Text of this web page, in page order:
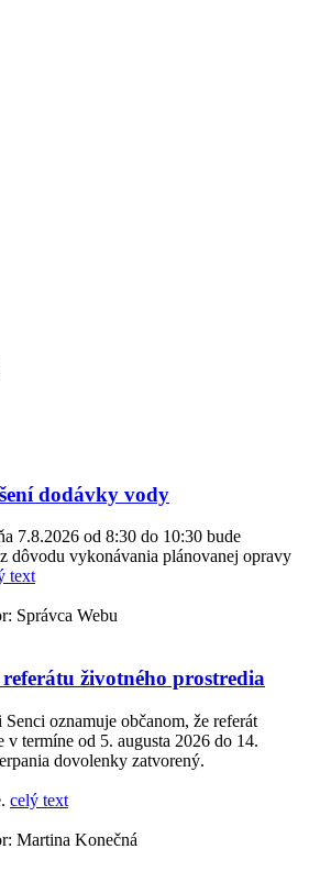
dodávky vody
7.8.2026 od 8:30 do 10:30 bude
dôvodu vykonávania plánovanej opravy
text
Správca Webu
referátu životného prostredia
oznamuje občanom, že referát
v termíne od 5. augusta 2026 do 14.
dovolenky zatvorený.
celý text
Martina Konečná